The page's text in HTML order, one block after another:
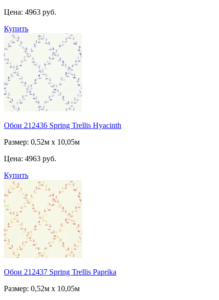
Цена: 4963 руб.
Купить
Обои 212436 Spring Trellis Hyacinth
Размер: 0,52м х 10,05м
Цена: 4963 руб.
Купить
Обои 212437 Spring Trellis Paprika
Размер: 0,52м х 10,05м